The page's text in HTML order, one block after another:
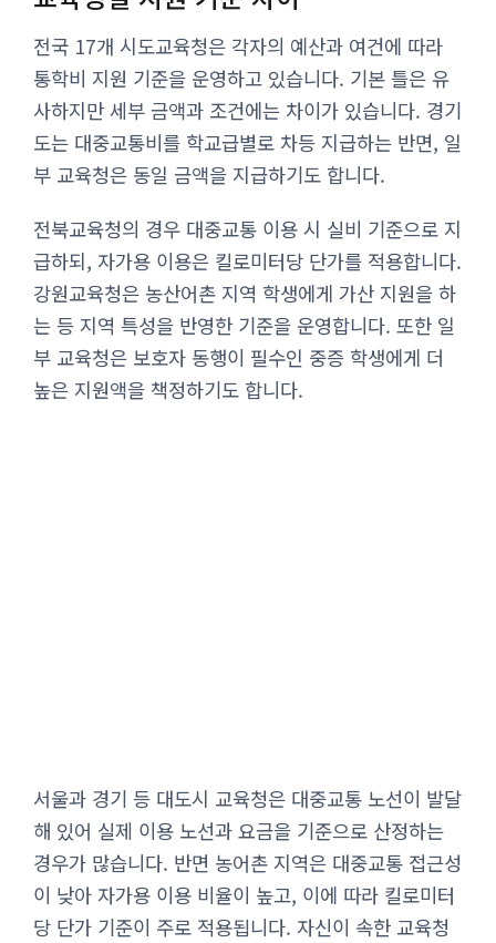
전국 17개 시도교육청은 각자의 예산과 여건에 따라
통학비 지원 기준을 운영하고 있습니다. 기본 틀은 유
사하지만 세부 금액과 조건에는 차이가 있습니다. 경기
도는 대중교통비를 학교급별로 차등 지급하는 반면, 일
부 교육청은 동일 금액을 지급하기도 합니다.
전북교육청의 경우 대중교통 이용 시 실비 기준으로 지
급하되, 자가용 이용은 킬로미터당 단가를 적용합니다.
강원교육청은 농산어촌 지역 학생에게 가산 지원을 하
는 등 지역 특성을 반영한 기준을 운영합니다. 또한 일
부 교육청은 보호자 동행이 필수인 중증 학생에게 더
높은 지원액을 책정하기도 합니다.
서울과 경기 등 대도시 교육청은 대중교통 노선이 발달
해 있어 실제 이용 노선과 요금을 기준으로 산정하는
경우가 많습니다. 반면 농어촌 지역은 대중교통 접근성
이 낮아 자가용 이용 비율이 높고, 이에 따라 킬로미터
당 단가 기준이 주로 적용됩니다. 자신이 속한 교육청